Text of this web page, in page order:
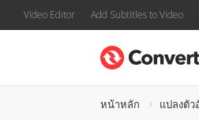
Video Editor Add Subtitles to Video
หน้าหลัก แปลงตัว